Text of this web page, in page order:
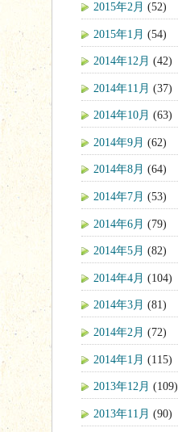
2015年2月 (52)
2015年1月 (54)
2014年12月 (42)
2014年11月 (37)
2014年10月 (63)
2014年9月 (62)
2014年8月 (64)
2014年7月 (53)
2014年6月 (79)
2014年5月 (82)
2014年4月 (104)
2014年3月 (81)
2014年2月 (72)
2014年1月 (115)
2013年12月 (109)
2013年11月 (90)